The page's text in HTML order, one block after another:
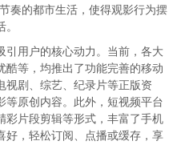
奏的都市生活，使得观影行为摆
引用户的核心动力。当前，各大
酷等，均推出了功能完善的移动
视剧、综艺、纪录片等正版资
等原创内容。此外，短视频平台
彩片段剪辑等形式，丰富了手机
好，轻松订阅、点播或缓存，享